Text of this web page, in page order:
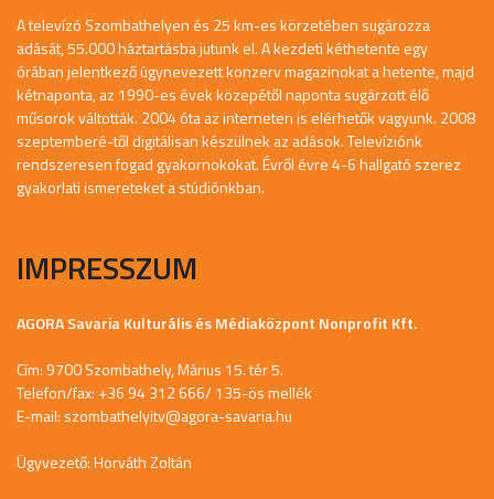
A televízó Szombathelyen és 25 km-es körzetében sugározza
adását, 55.000 háztartásba jutunk el. A kezdeti kéthetente egy
órában jelentkező úgynevezett konzerv magazinokat a hetente, majd
kétnaponta, az 1990-es évek közepétől naponta sugárzott élő
műsorok váltották. 2004 óta az interneten is elérhetők vagyunk. 2008
szeptemberé-től digitálisan készülnek az adások. Televíziónk
rendszeresen fogad gyakornokokat. Évről évre 4-6 hallgató szerez
gyakorlati ismereteket a stúdiónkban.
IMPRESSZUM
AGORA Savaria Kulturális és Médiaközpont Nonprofit Kft.
Cím: 9700 Szombathely, Márius 15. tér 5.
Telefon/fax: +36 94 312 666/ 135-ös mellék
E-mail: szombathelyitv@agora-savaria.hu
Ügyvezető: Horváth Zoltán